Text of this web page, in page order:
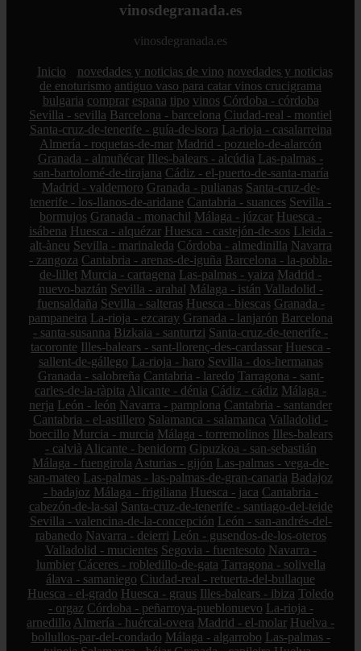
vinosdegranada.es
vinosdegranada.es
Inicio novedades y noticias de vino novedades y noticias
de enoturismo antiguo vaso para catar vinos crucigrama
bulgaria comprar espana tipo vinos Córdoba - córdoba
Sevilla - sevilla Barcelona - barcelona Ciudad-real - montiel
Santa-cruz-de-tenerife - guía-de-isora La-rioja - casalarreina
Almería - roquetas-de-mar Madrid - pozuelo-de-alarcón
Granada - almuñécar Illes-balears - alcúdia Las-palmas -
san-bartolomé-de-tirajana Cádiz - el-puerto-de-santa-maría
Madrid - valdemoro Granada - pulianas Santa-cruz-de-
tenerife - los-llanos-de-aridane Cantabria - suances Sevilla -
bormujos Granada - monachil Málaga - júzcar Huesca -
isábena Huesca - alquézar Huesca - castejón-de-sos Lleida -
alt-àneu Sevilla - marinaleda Córdoba - almedinilla Navarra
- zangoza Cantabria - arenas-de-iguña Barcelona - la-pobla-
de-lillet Murcia - cartagena Las-palmas - yaiza Madrid -
nuevo-baztán Sevilla - arahal Málaga - istán Valladolid -
fuensaldaña Sevilla - salteras Huesca - biescas Granada -
pampaneira La-rioja - ezcaray Granada - lanjarón Barcelona
- santa-susanna Bizkaia - santurtzi Santa-cruz-de-tenerife -
tacoronte Illes-balears - sant-llorenç-des-cardassar Huesca -
sallent-de-gállego La-rioja - haro Sevilla - dos-hermanas
Granada - salobreña Cantabria - laredo Tarragona - sant-
carles-de-la-ràpita Alicante - dénia Cádiz - cádiz Málaga -
nerja León - león Navarra - pamplona Cantabria - santander
Cantabria - el-astillero Salamanca - salamanca Valladolid -
boecillo Murcia - murcia Málaga - torremolinos Illes-balears
- calvià Alicante - benidorm Gipuzkoa - san-sebastián
Málaga - fuengirola Asturias - gijón Las-palmas - vega-de-
san-mateo Las-palmas - las-palmas-de-gran-canaria Badajoz
- badajoz Málaga - frigiliana Huesca - jaca Cantabria -
cabezón-de-la-sal Santa-cruz-de-tenerife - santiago-del-teide
Sevilla - valencina-de-la-concepción León - san-andrés-del-
rabanedo Navarra - deierri León - gusendos-de-los-oteros
Valladolid - mucientes Segovia - fuentesoto Navarra -
lumbier Cáceres - robledillo-de-gata Tarragona - solivella
álava - samaniego Ciudad-real - retuerta-del-bullaque
Huesca - el-grado Huesca - graus Illes-balears - ibiza Toledo
- orgaz Córdoba - peñarroya-pueblonuevo La-rioja -
arnedillo Almería - huércal-overa Madrid - el-molar Huelva -
bollullos-par-del-condado Málaga - algarrobo Las-palmas -